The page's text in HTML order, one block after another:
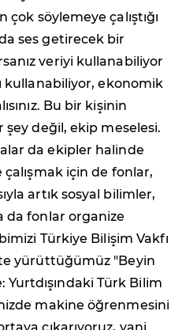
çok söylemeye çalıştığı
ses getirecek bir
veriyi kullanabiliyor
kullanabiliyor, ekonomik
Bu bir kişinin
değil, ekip meselesi.
da ekipler halinde
çalışmak için de fonlar,
artık sosyal bilimler,
da fonlar organize
Türkiye Bilişim Vakfı
yürüttüğümüz "Beyin
Türk Bilim
makine öğrenmesini
çıkarıyoruz, yani